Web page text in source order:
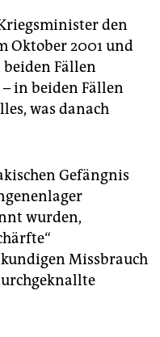
den
Oktober 2001 und
Fällen
in beiden Fällen
was danach
Gefängnis
wurden,
Missbrauch